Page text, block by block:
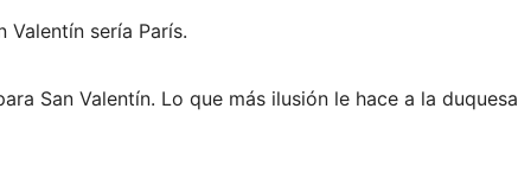
sería París.
San Valentín. Lo que más ilusión le hace a la duquesa